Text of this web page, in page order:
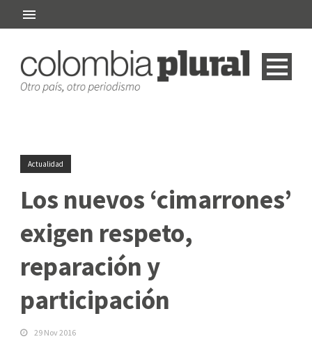
Actualidad
Los nuevos ‘cimarrones’
exigen respeto,
reparación y
participación
29 Nov 2016